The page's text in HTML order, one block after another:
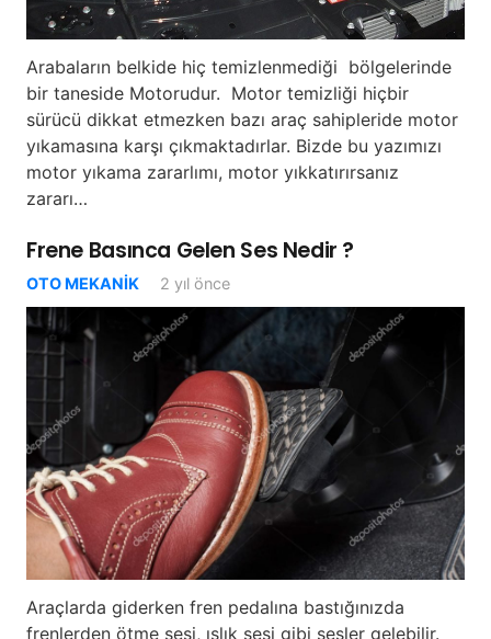
Arabaların belkide hiç temizlenmediği bölgelerinde
bir taneside Motorudur. Motor temizliği hiçbir
sürücü dikkat etmezken bazı araç sahipleride motor
yıkamasına karşı çıkmaktadırlar. Bizde bu yazımızı
motor yıkama zararlımı, motor yıkkatırırsanız
zararı…
Frene Basınca Gelen Ses Nedir ?
OTO MEKANIK 2 yıl önce
Araçlarda giderken fren pedalına bastığınızda
frenlerden ötme sesi, ıslık sesi gibi sesler gelebilir.